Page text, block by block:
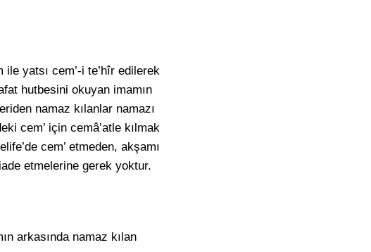
yatsı cem’-i te’hîr edilerek
hutbesini okuyan imamın
namaz kılanlar namazı
cem’ için cemâ’atle kılmak
cem’ etmeden, akşamı
etmelerine gerek yoktur.
arkasında namaz kılan